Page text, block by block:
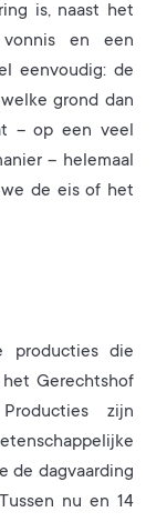
is, naast het
en een
eenvoudig: de
grond dan
– op een veel
– helemaal
de eis of het
producties die
Gerechtshof
zijn
de dagvaarding
nu en 14